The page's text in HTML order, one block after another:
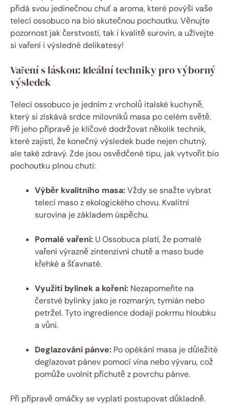
přidá svou jedinečnou chuť a aroma, které povýší vaše
telecí ossobuco na bio skutečnou pochoutku. Věnujte
pozornost jak čerstvosti, tak i kvalitě surovin, a užívejte
si vaření i výsledné delikatesy!
Vaření s láskou: Ideální techniky pro výborný
výsledek
Telecí ossobuco je jedním z vrcholů italské kuchyně,
který si získává srdce milovníků masa po celém světě.
Při jeho přípravě je klíčové dodržovat několik technik,
které zajistí, že konečný výsledek bude nejen chutný,
ale také zdravý. Zde jsou osvědčené tipu, jak vytvořit bio
pochoutku plnou chuti:
Výběr kvalitního masa:Vždy se snažte vybrat
telecí maso z ekologického chovu. Kvalitní
surovina je základem úspěchu.
Pomalé vaření: U Ossobuca platí, že pomalé
vaření výrazně zintenzivní chutě a maso bude
křehké a šťavnaté.
Využití bylinek a koření: Nezapomeňte na
čerstvé bylinky jako je rozmarýn, tymián nebo
petržel. Tyto ingredience dodají pokrmu hloubku
a vůni.
Deglazování pánve: Po opékání masa je důležité
deglazovat pánev pomocí vína nebo vývaru, což
pomůže uvolnit příchutě z povrchu pánve.
Při přípravě omáčky se vyplatí postupovat důkladně.